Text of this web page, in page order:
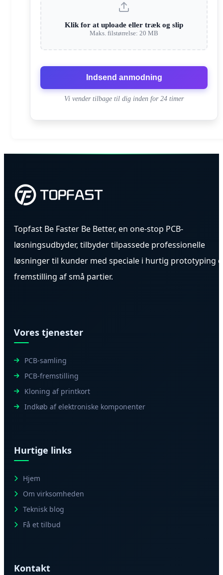
Klik for at uploade eller træk og slip
Maks. filstørrelse: 20 MB
Indsend anmodning
Vi vender tilbage til dig inden for 24 timer
Topfast Be Faster Be Better, en one-stop PCB-
løsningsudbyder, tilbyder tilpassede professionelle
løsninger til kunder med speciale i hurtig prototyping
fremstilling af små partier.
Vores tjenester
PCB-samling
PCB-fremstilling
Kloning af printkort
Indkøb af elektroniske komponenter
Hurtige links
Hjem
Om virksomheden
Teknisk blog
Få et tilbud
Kontakt